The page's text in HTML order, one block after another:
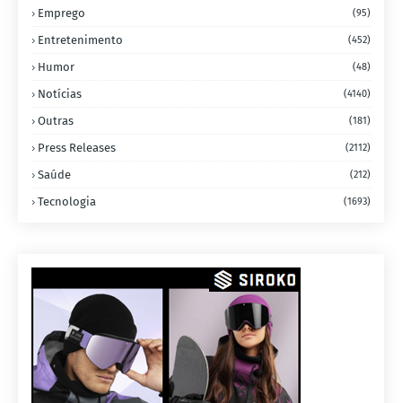
Emprego (95)
Entretenimento (452)
Humor (48)
Notícias (4140)
Outras (181)
Press Releases (2112)
Saúde (212)
Tecnologia (1693)